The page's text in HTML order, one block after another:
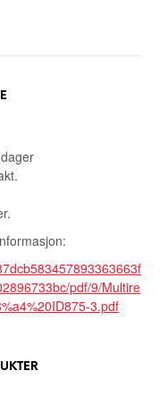
pdf/9/Multire
3.pdf